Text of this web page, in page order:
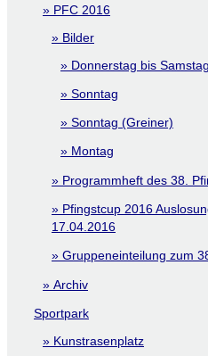
PFC 2016
Bilder
Donnerstag bis Samstag
Sonntag
Sonntag (Greiner)
Montag
Programmheft des 38.
Pfingstcup 2016
17.04.2016
Gruppeneinteilung zum
Archiv
Sportpark
Kunstrasenplatz